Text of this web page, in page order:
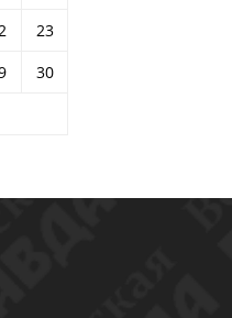
23
30